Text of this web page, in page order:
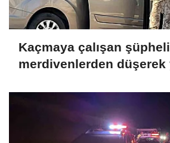
Kaçmaya çalışan şüpheli
merdivenlerden düşerek